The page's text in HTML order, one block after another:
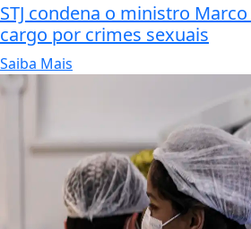
STJ condena o ministro
cargo por crimes sexuais
Saiba Mais